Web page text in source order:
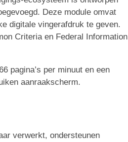
Deze module omvat
digitale vingerafdruk te geven.
Criteria en Federal Information
pagina’s per minuut en een
aanraakscherm.
verwerkt, ondersteunen